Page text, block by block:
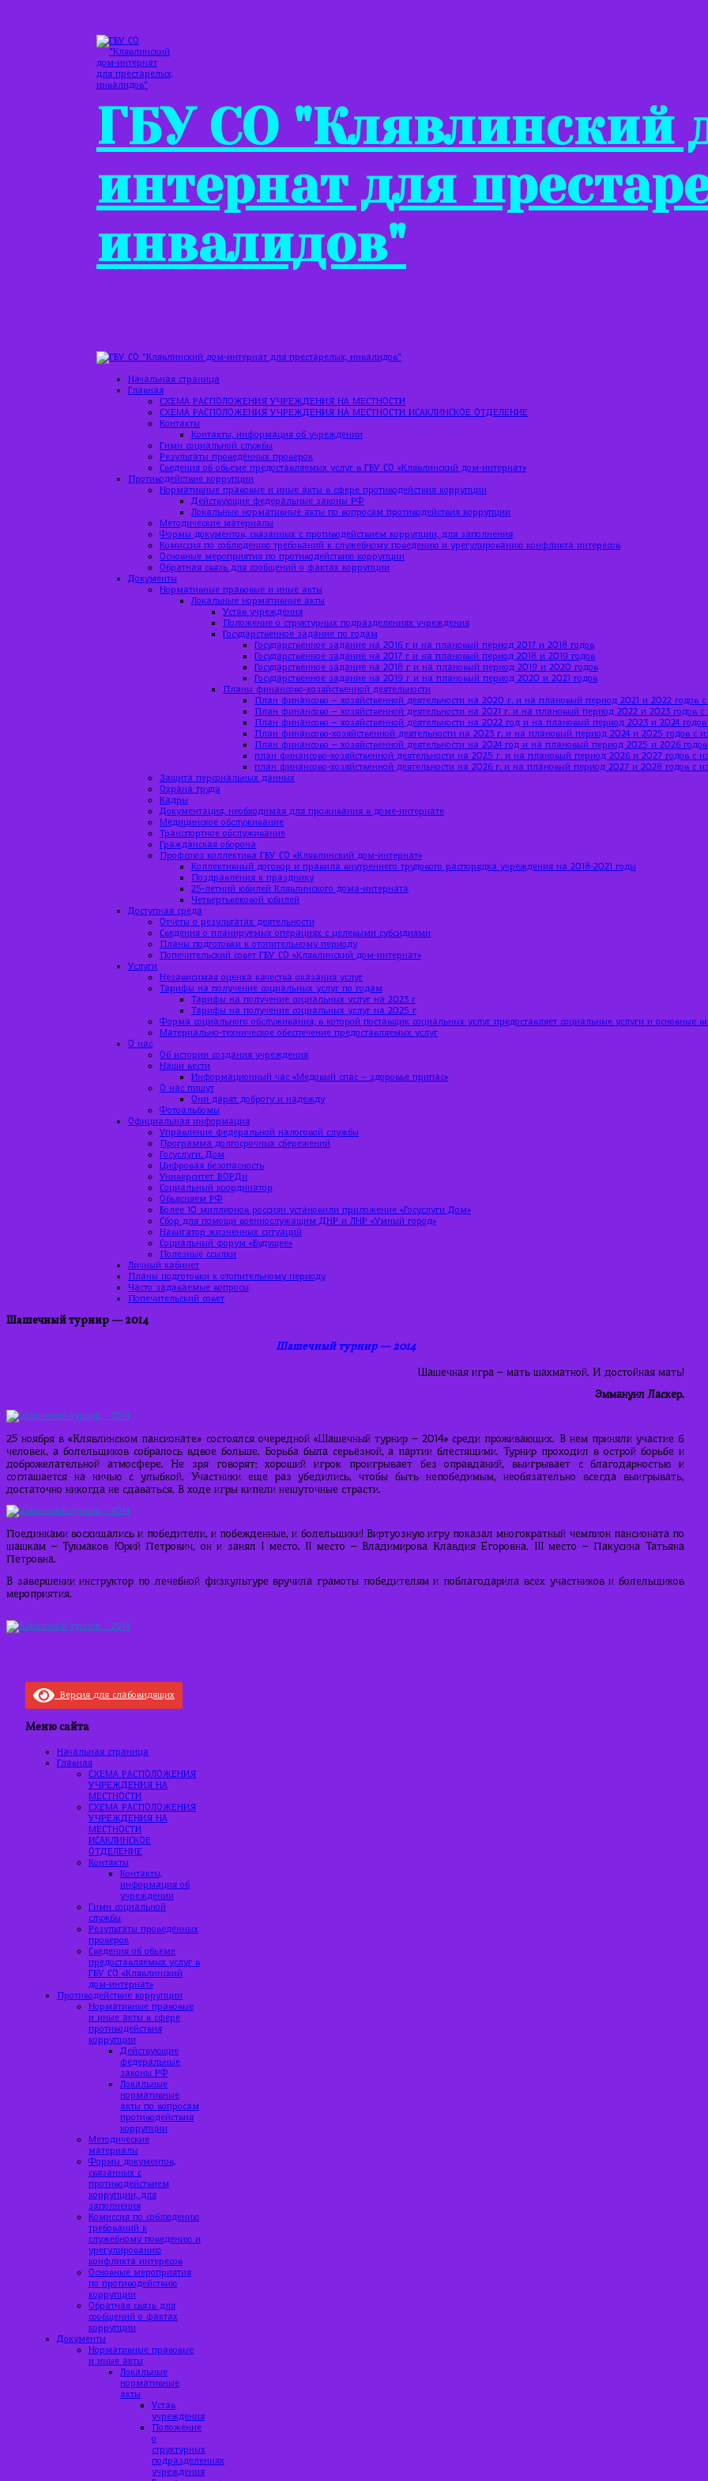
ГБУ СО "Клявлинский
интернат для
инвалидов"
Начальная страница
Главная
СХЕМА РАСПОЛОЖЕНИЯ УЧРЕЖДЕНИЯ НА МЕСТНОСТИ
СХЕМА РАСПОЛОЖЕНИЯ УЧРЕЖДЕНИЯ НА МЕСТНОСТИ ИСАКЛИНСКОЕ ОТДЕЛЕНИЕ
Контакты
Контакты, информация об учреждении
Гимн социальной службы
Результаты проведённых проверок
Сведения об объеме предоставляемых услуг в ГБУ СО «Клявлинский дом-интернат»
Противодействие коррупции
Нормативные правовые и иные акты в сфере противодействия коррупции
Действующие федеральные законы РФ
Локальные нормативные акты по вопросам противодействия коррупции
Методические материалы
Формы документов, связанных с противодействием коррупции, для заполнения
Комиссия по соблюдению требований к служебному поведению и урегулированию конфликта интересов
Основные мероприятия по противодействию коррупции
Обратная связь для сообщений о фактах коррупции
Документы
Нормативные правовые и иные акты
Локальные нормативные акты
Устав учреждения
Положение о структурных подразделениях учреждения
Государственное задание по годам
Государственное задание на 2016 г и на плановый период 2017 и 2018 годов
Государственное задание на 2017 г и на плановый период 2018 и 2019 годов
Государственное задание на 2018 г и на плановый период 2019 и 2020 годов
Государственное задание на 2019 г и на плановый период 2020 и 2021 годов
Планы финансово-хозяйственной деятельности
План финансово – хозяйственной деятельности на 2020 г. и на плановый период 2021 и 2022 годов
План финансово – хозяйственной деятельности на 2021 г. и на плановый период 2022 и 2023 годов
План финансово – хозяйственной деятельности на 2022 год и на плановый период 2023 и 2024
План финансово-хозяйственной деятельности на 2023 г. и на плановый период 2024 и 2025 годов с
План финансово – хозяйственной деятельности на 2024 год и на плановый период 2025 и 2026
план финансово-хозяйственной деятельности на 2025 г. и на плановый период 2026 и 2027 годов с
план финансово-хозяйственной деятельности на 2026 г. и на плановый период 2027 и 2028 годов с
Защита персональных данных
Охрана труда
Кадры
Документация, необходимая для проживания в доме-интернате
Медицинское обслуживание
Транспортное обслуживание
Гражданская оборона
Профсоюз коллектива ГБУ СО «Клявлинский дом-интернат»
Коллективный договор и правила внутреннего трудового распорядка учреждения на 2018-2021 годы
Поздравления к празднику
25-летний юбилей Клявлинского дома-интерната
Четвертьвековой юбилей
Доступная среда
Отчеты о результатах деятельности
Сведения о планируемых операциях с целевыми субсидиями
Планы подготовки к отопительному периоду
Попечительский совет ГБУ СО «Клявлинский дом-интернат»
Услуги
Независимая оценка качества оказания услуг
Тарифы на получение социальных услуг по годам
Тарифы на получение социальных услуг на 2023 г
Тарифы на получение социальных услуг на 2025 г
Форма социального обслуживания, в которой поставщик социальных услуг предоставляет социальные услуги и основные
Материально-техническое обеспечение предоставляемых услуг
О нас
Об истории создания учреждения
Наши вести
Информационный час «Медовый спас – здоровье припас»
О нас пишут
Они дарят доброту и надежду
Фотоальбомы
Официальная информация
Управление федеральной налоговой службы
Программа долгосрочных сбережений
Госуслуги. Дом
Цифровая безопасность
Университет ВОРДи
Социальный координатор
Объясняем РФ
Более 10 миллионов россиян установили приложение «Госуслуги Дом»
Сбор для помощи военнослужащим ДНР и ЛНР «Умный город»
Навигатор жизненных ситуаций
Социальный форум «Будущее»
Полезные ссылки
Личный кабинет
Планы подготовки к отопительному периоду
Часто задаваемые вопросы
Попечительский совет
Шашечный турнир — 2014
Шашечный турнир — 2014
Шашечная игра – мать шахматной. И достойная мать!
Эммануил Ласкер.
25 ноября в «Клявлинском пансионате» состоялся очередной «Шашечный турнир – 2014» среди проживающих. В нем приняли участие 6
человек, а болельщиков собралось вдвое больше. Борьба была серьёзной, а партии блестящими. Турнир проходил в острой борьбе и
доброжелательной атмосфере. Не зря говорят: хороший игрок проигрывает без оправданий, выигрывает с благодарностью и
соглашается на ничью с улыбкой. Участники еще раз убедились, чтобы быть непобедимым, необязательно всегда выигрывать,
достаточно никогда не сдаваться. В ходе игры кипели нешуточные страсти.
Поединками восхищались и победители, и побежденные, и болельщики! Виртуозную игру показал многократный чемпион пансионата по
шашкам – Тукмаков Юрий Петрович, он и занял I место. II место – Владимирова Клавдия Егоровна. III место – Пакусина Татьяна
Петровна.
В завершении инструктор по лечебной физкультуре вручила грамоты победителям и поблагодарила всех участников и болельщиков
мероприятия.
Версия для слабовидящих
Меню сайта
Начальная страница
Главная
СХЕМА РАСПОЛОЖЕНИЯ
УЧРЕЖДЕНИЯ НА
МЕСТНОСТИ
СХЕМА РАСПОЛОЖЕНИЯ
УЧРЕЖДЕНИЯ НА
МЕСТНОСТИ
ИСАКЛИНСКОЕ
ОТДЕЛЕНИЕ
Контакты
Контакты,
информация об
учреждении
Гимн социальной
службы
Результаты проведённых
проверок
Сведения об объеме
предоставляемых услуг в
ГБУ СО «Клявлинский
дом-интернат»
Противодействие коррупции
Нормативные правовые
и иные акты в сфере
противодействия
коррупции
Действующие
федеральные
законы РФ
Локальные
нормативные
акты по вопросам
противодействия
коррупции
Методические
материалы
Формы документов,
связанных с
противодействием
коррупции, для
заполнения
Комиссия по соблюдению
требований к
служебному поведению и
урегулированию
конфликта интересов
Основные мероприятия
по противодействию
коррупции
Обратная связь для
сообщений о фактах
коррупции
Документы
Нормативные правовые
и иные акты
Локальные
нормативные
акты
Устав
учреждения
Положение
о
структурных
подразделениях
учреждения